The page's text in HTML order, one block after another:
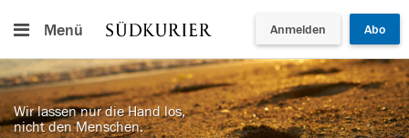
Menü Anmelden Abo
Wir lassen nur die Hand los,
nicht den Menschen.